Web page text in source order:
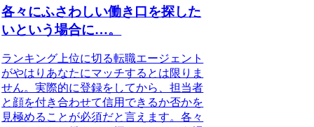
各々にふさわしい働き口を探した
いという場合に…。
ランキング上位に切る転職エージェント
がやはりあなたにマッチするとは限りま
せん。実際的に登録をしてから、担当者
と顔を付き合わせて信用できるか否かを
見極めることが必須だと言えます。各々